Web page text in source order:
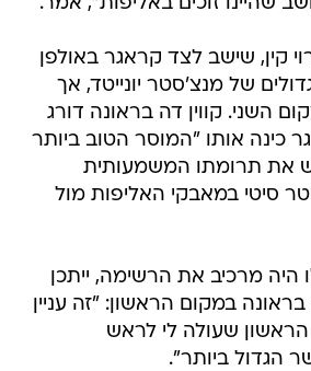
קין, שישב לצד קראגר באולפן
של מנצ'סטר יונייטד, אך
השני. קווין דה בראונה דורג
כינה אותו "המוסר הטוב ביותר
את תרומתו המשמעותית
סיטי במאבקי האליפות מול
היה מרכיב את הרשימה, ייתכן
במקום הראשון: "זה עניין
שעולה לי לראש
הגדול ביותר".